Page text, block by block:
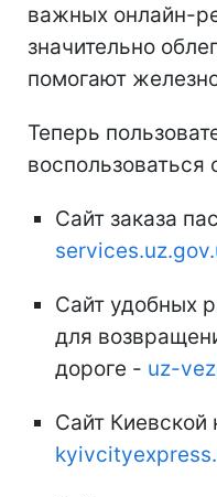
важных онлайн-
значительно
помогают
Теперь
Сайт заказа
Сайт удобных
для
дороге - uz-
Сайт Киевской